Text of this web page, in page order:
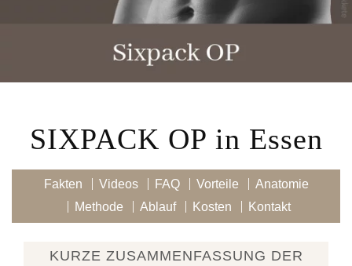
SIXPACK OP in Essen
Fakten Videos FAQ Vorteile
Anatomie
Methode
Ablauf Kosten Kontakt
KURZE ZUSAMMENFASSUNG DER